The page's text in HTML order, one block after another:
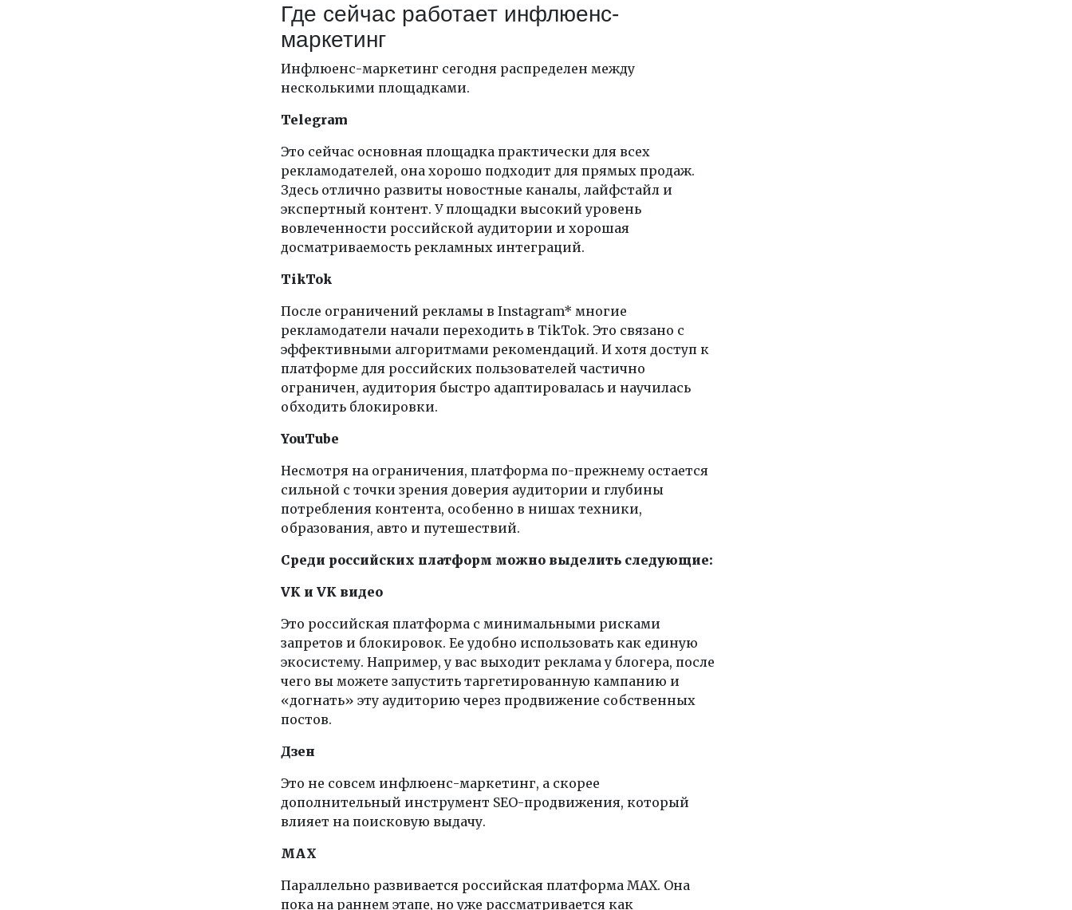
Где сейчас работает инфлюенс-
маркетинг
Инфлюенс-маркетинг сегодня распределен между
несколькими площадками.
Telegram
Это сейчас основная площадка практически для всех
рекламодателей, она хорошо подходит для прямых продаж.
Здесь отлично развиты новостные каналы, лайфстайл и
экспертный контент. У площадки высокий уровень
вовлеченности российской аудитории и хорошая
досматриваемость рекламных интеграций.
TikTok
После ограничений рекламы в Instagram* многие
рекламодатели начали переходить в TikTok. Это связано с
эффективными алгоритмами рекомендаций. И хотя доступ к
платформе для российских пользователей частично
ограничен, аудитория быстро адаптировалась и научилась
обходить блокировки.
YouTube
Несмотря на ограничения, платформа по-прежнему остается
сильной с точки зрения доверия аудитории и глубины
потребления контента, особенно в нишах техники,
образования, авто и путешествий.
Среди российских платформ можно выделить следующие:
VK и VK видео
Это российская платформа с минимальными рисками
запретов и блокировок. Ее удобно использовать как единую
экосистему. Например, у вас выходит реклама у блогера, после
чего вы можете запустить таргетированную кампанию и
«догнать» эту аудиторию через продвижение собственных
постов.
Дзен
Это не совсем инфлюенс-маркетинг, а скорее
дополнительный инструмент SEO-продвижения, который
влияет на поисковую выдачу.
MAX
Параллельно развивается российская платформа MAX. Она
пока на раннем этапе, но уже рассматривается как